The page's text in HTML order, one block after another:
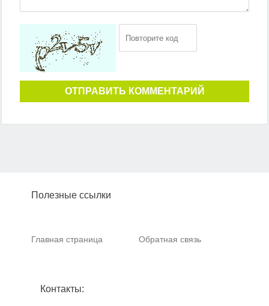
ОТПРАВИТЬ КОММЕНТАРИЙ
Полезные ссылки
Главная страница Обратная связь
Контакты: